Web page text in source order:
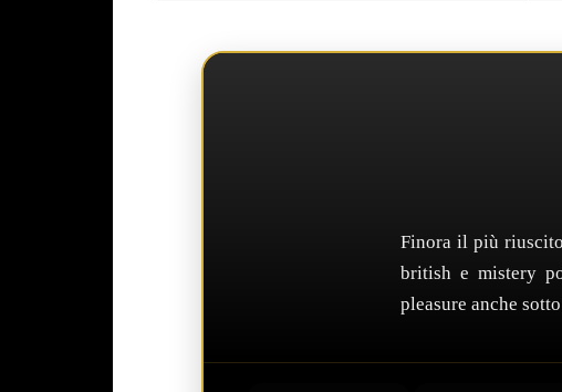
Finora il più
british e mistery
pleasure anche